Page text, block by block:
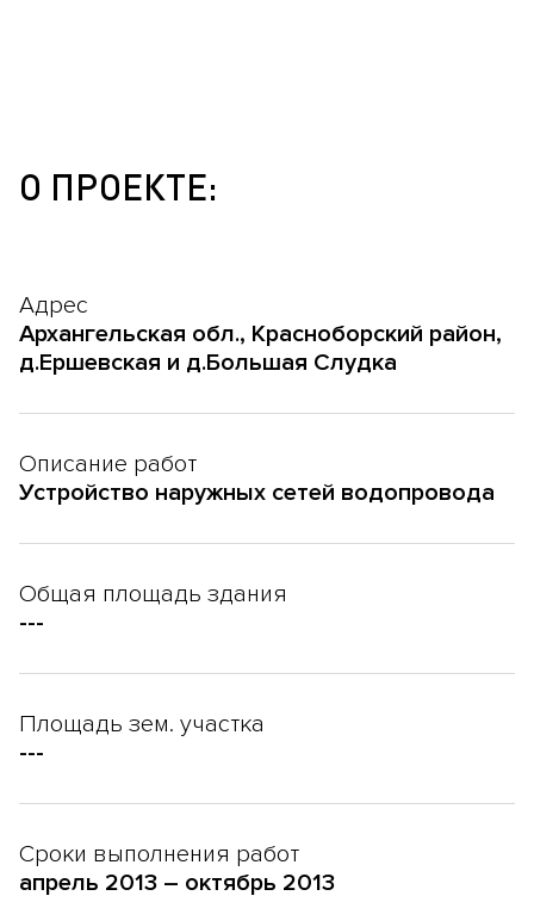
О ПРОЕКТЕ:
Адрес
Архангельская обл., Красноборский район,
д.Ершевская и д.Большая Слудка
Описание работ
Устройство наружных сетей водопровода
Общая площадь здания
---
Площадь зем. участка
---
Сроки выполнения работ
апрель 2013 – октябрь 2013